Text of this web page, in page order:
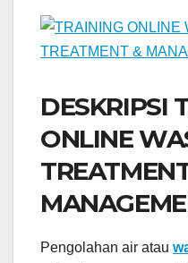
DESKRIPSI
ONLINE
Pengolahan air atau